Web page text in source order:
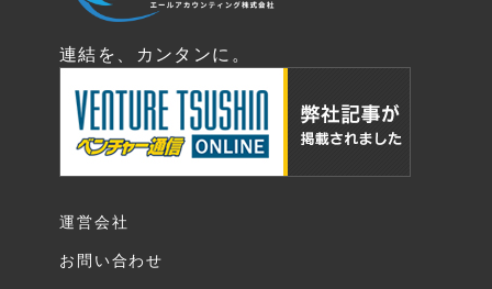
連結を、カンタンに。
運営会社
お問い合わせ